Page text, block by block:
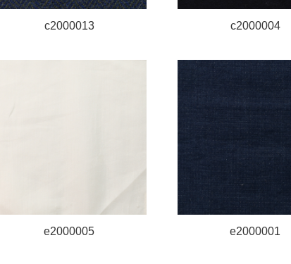
c2000013 c2000004
e2000005 e2000001